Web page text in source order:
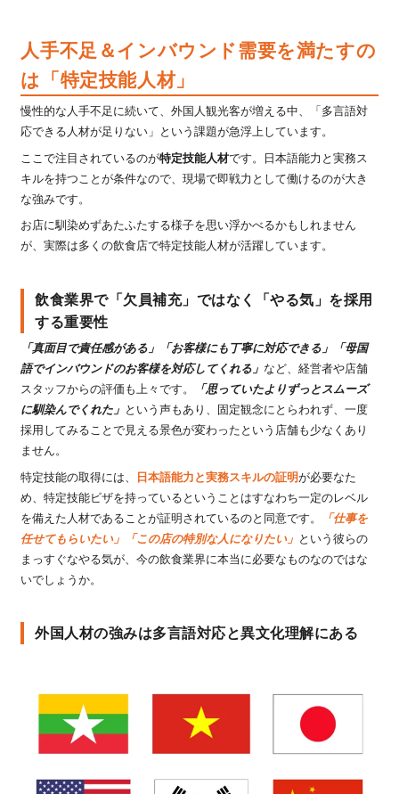
人手不足＆インバウンド需要を満たすの
は「特定技能人材」
慢性的な人手不足に続いて、外国人観光客が増える中、「多言語対
応できる人材が足りない」という課題が急浮上しています。
ここで注目されているのが特定技能人材です。日本語能力と実務ス
キルを持つことが条件なので、現場で即戦力として働けるのが大き
な強みです。
お店に馴染めずあたふたする様子を思い浮かべるかもしれません
が、実際は多くの飲食店で特定技能人材が活躍しています。
飲食業界で「欠員補充」ではなく「やる気」を採用
する重要性
「真面目で責任感がある」「お客様にも丁寧に対応できる」「母国
語でインバウンドのお客様を対応してくれる」 など、経営者や店舗
スタッフからの評価も上々です。
「思っていたよりずっとスムーズ
に馴染んでくれた」 という声もあり、固定観念にとらわれず、一度
採用してみることで見える景色が変わったという店舗も少なくあり
ません。
特定技能の取得には、 日本語能力と実務スキルの証明が必要なた
め、特定技能ビザを持っているということはすなわち一定のレベル
を備えた人材であることが証明されているのと同意です。
「仕事を
任せてもらいたい」「この店の特別な人になりたい」 という彼らの
まっすぐなやる気が、今の飲食業界に本当に必要なものなのではな
いでしょうか。
外国人材の強みは多言語対応と異文化理解にある